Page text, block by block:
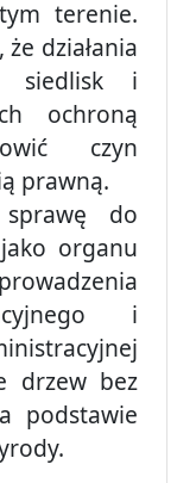
terenie.
działania
siedlisk i
ochroną
czyn
prawną.
sprawę do
organu
i
drzew bez
podstawie